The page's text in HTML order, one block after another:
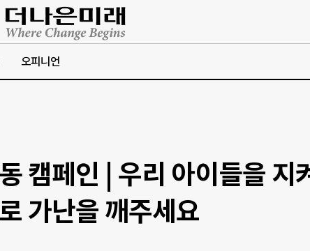
오피니언
캠페인 | 우리 아이들을 지
가난을 깨주세요